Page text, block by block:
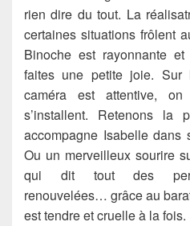
rien dire du tout. La
certaines situations frôlent
Binoche est rayonnante
faites une petite joie. Sur
caméra est attentive,
s’installent. Retenons
accompagne Isabelle dans
Ou un merveilleux sourire
qui dit tout des
renouvelées… grâce au
est tendre et cruelle à la fois.